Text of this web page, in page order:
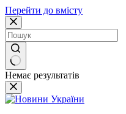
Перейти до вмісту
Немає результатів